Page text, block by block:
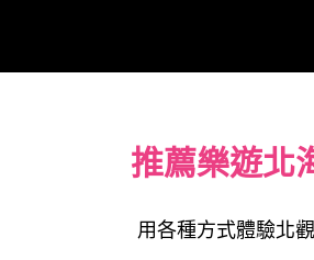
推薦樂遊北
用各種方式體驗北